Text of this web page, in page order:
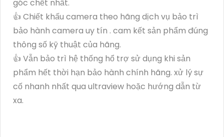
góc chết nhất.
👍 Chiết khấu camera theo hãng dịch vụ bảo trì
bảo hành camera uy tín . cam kết sản phẩm đúng
thông số kỹ thuật của hãng.
👍 Vẫn bảo trì hệ thống hổ trợ sử dụng khi sản
phẩm hết thời hạn bảo hành chính hãng. xử lý sự
cố nhanh nhất qua ultraview hoặc hướng dẫn từ
xa.